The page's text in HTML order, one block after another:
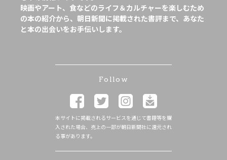
映画やアート、食などのライフ＆カルチャーを楽しむため
の本の紹介から、朝日新聞に掲載された書評まで、あなた
と本の出会いをお手伝いします。
Follow
本サイトに掲載されるサービスを通じて書籍等を購
入された場合、売上の一部が朝日新聞社に還元され
る事があります。